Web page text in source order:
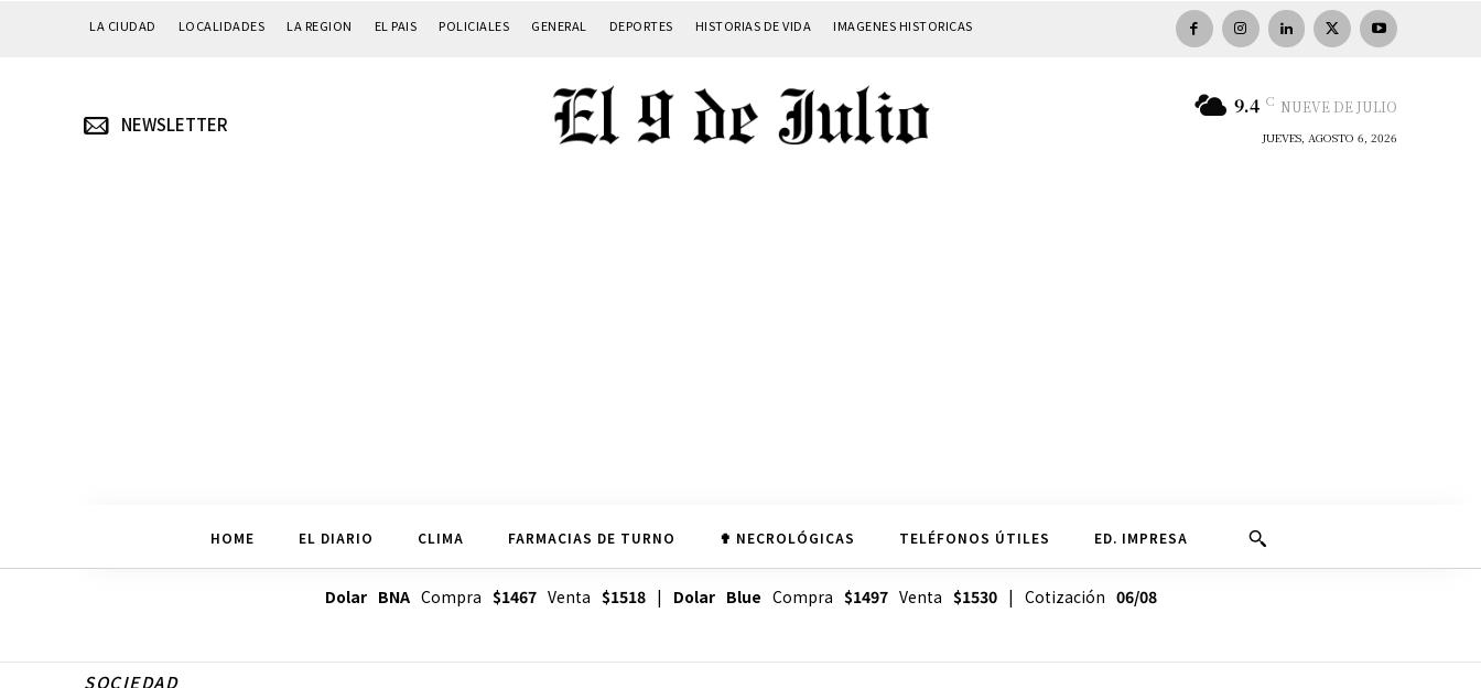
LA CIUDAD LOCALIDADES LA REGION EL PAIS POLICIALES GENERAL DEPORTES HISTORIAS DE VIDA IMAGENES HISTORICAS
NEWSLETTER
9.4 C NUEVE DE JULIO
JUEVES, AGOSTO 6, 2026
HOME EL DIARIO CLIMA FARMACIAS DE TURNO ✟ NECROLÓGICAS TELÉFONOS ÚTILES ED. IMPRESA
Dolar BNACompra $1467Venta $1518| Dolar Blue Compra $1497Venta $1530| Cotización 06/08
SOCIEDAD